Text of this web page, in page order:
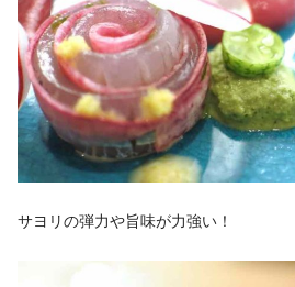
サヨリの弾力や旨味が力強い！